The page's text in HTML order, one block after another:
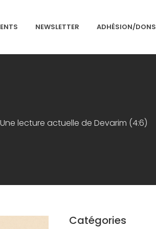
NEWSLETTER ADHÉSION/DONS
lecture actuelle de Devarim (4:6)
Catégories